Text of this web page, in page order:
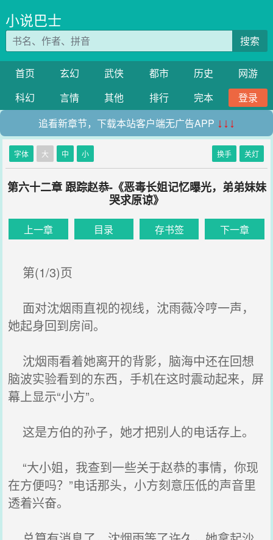
小说巴士
搜索
首页 玄幻 武侠 都市 历史
网游
科幻
言情 其他 排行 完本
登录
追看新章节，下载本站客户端无广告APP ↓↓↓
字体 大 中 小 换手 关灯
第六十二章 跟踪赵恭-《恶毒长姐记忆曝光，弟弟妹妹
哭求原谅》
上一章 目录 存书签 下一章
第(1/3)页
面对沈烟雨直视的视线，沈雨薇冷哼一声，
她起身回到房间。
沈烟雨看着她离开的背影，脑海中还在回想
脑波实验看到的东西，手机在这时震动起来，屏
幕上显示“小方”。
这是方伯的孙子，她才把别人的电话存上。
“大小姐，我查到一些关于赵恭的事情，你现
在方便吗？”电话那头，小方刻意压低的声音里
透着兴奋。